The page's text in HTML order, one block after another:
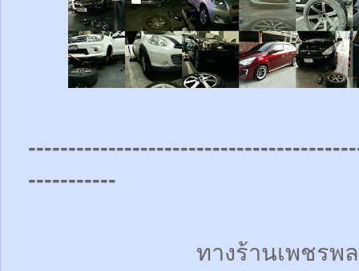
-----------
ทางร้านเพชรพ